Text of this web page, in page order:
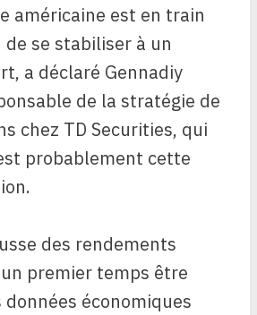
américaine est en train
de se stabiliser à un
a déclaré Gennadiy
de la stratégie de
chez TD Securities, qui
probablement cette
des rendements
premier temps être
économiques